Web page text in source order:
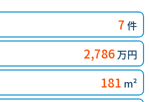
7 件
2,786 万円
181 m²